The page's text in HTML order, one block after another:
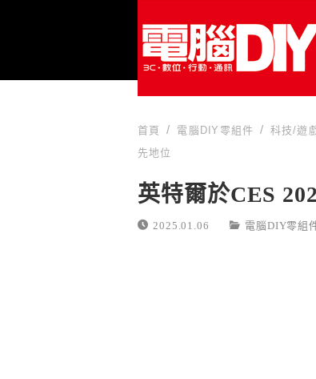
首頁 電腦DIY零組件 科技/遊
先地位
英特爾於CES
2025.01.06 電腦DIY零組